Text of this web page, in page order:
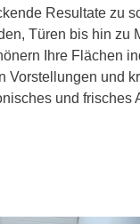
Resultate zu
Türen bis hin zu
Ihre Flächen
Vorstellungen und
und frisches